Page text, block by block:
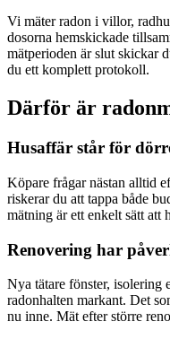
Vi mäter radon i villor,
dosorna hemskickade
mätperioden är slut skickar
du ett komplett protokoll.
Därför är
Husaffär står för
Köpare frågar nästan alltid
riskerar du att tappa både
mätning är ett enkelt sätt att
Renovering har
Nya tätare fönster, isolering
radonhalten markant. Det
nu inne. Mät efter större